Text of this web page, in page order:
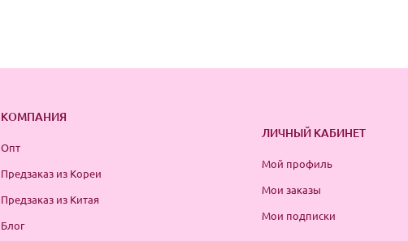
КОМПАНИЯ
Опт
Предзаказ из Кореи
Предзаказ из Китая
Блог
ЛИЧНЫЙ КАБИНЕТ
Мой профиль
Мои заказы
Мои подписки